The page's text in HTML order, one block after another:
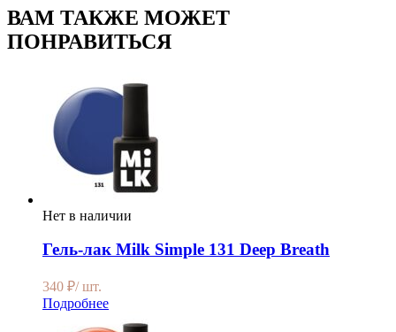
ВАМ ТАКЖЕ МОЖЕТ
ПОНРАВИТЬСЯ
Нет в наличии
Гель-лак Milk Simple 131 Deep Breath
340 ₽/ шт.
Подробнее